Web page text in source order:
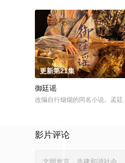
更新第21集
御廷谣
改编自行烟烟的同名小说。孟
影片评论